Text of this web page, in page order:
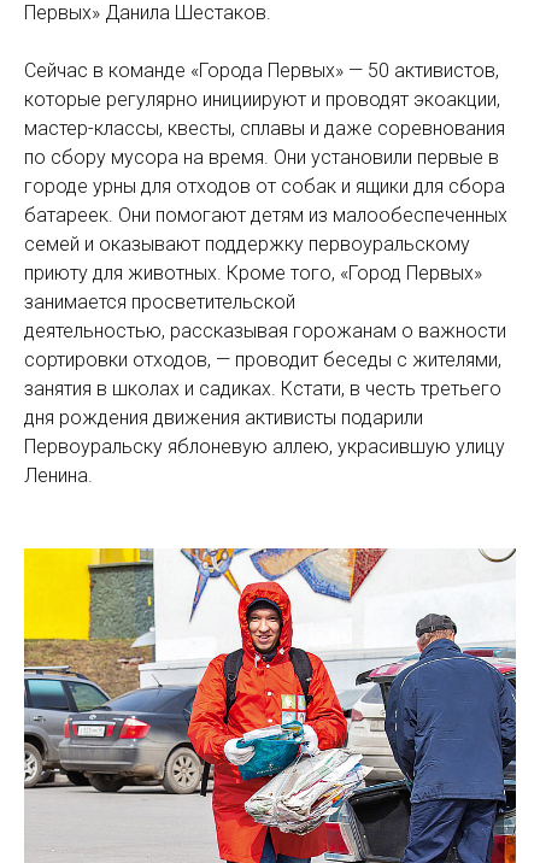
Первых» Данила Шестаков.
Сейчас в команде «Города Первых» — 50 активистов,
которые регулярно инициируют и проводят экоакции,
мастер-классы, квесты, сплавы и даже соревнования
по сбору мусора на время. Они установили первые в
городе урны для отходов от собак и ящики для сбора
батареек. Они помогают детям из малообеспеченных
семей и оказывают поддержку первоуральскому
приюту для животных. Кроме того, «Город Первых»
занимается просветительской
деятельностью, рассказывая горожанам о важности
сортировки отходов, — проводит беседы с жителями,
занятия в школах и садиках. Кстати, в честь третьего
дня рождения движения активисты подарили
Первоуральску яблоневую аллею, украсившую улицу
Ленина.